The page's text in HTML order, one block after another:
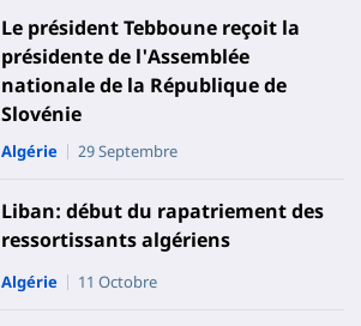
Le président Tebboune reçoit la
présidente de l'Assemblée
nationale de la République de
Slovénie
Algérie 29 Septembre
Liban: début du rapatriement des
ressortissants algériens
Algérie 11 Octobre